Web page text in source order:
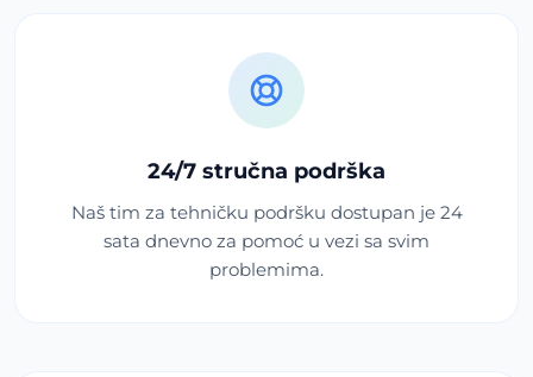
24/7 stručna podrška
Naš tim za tehničku podršku dostupan je 24
sata dnevno za pomoć u vezi sa svim
problemima.